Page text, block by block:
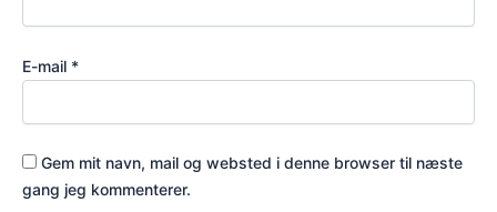
E-mail *
Gem mit navn, mail og websted i denne browser til næste
gang jeg kommenterer.